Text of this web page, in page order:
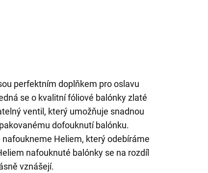
perfektním doplňkem pro oslavu
se o kvalitní fóliové balónky zlaté
ventil, který umožňuje snadnou
dofouknutí balónku.
Heliem, který odebíráme
nafouknuté balónky se na rozdíl
vznášejí.